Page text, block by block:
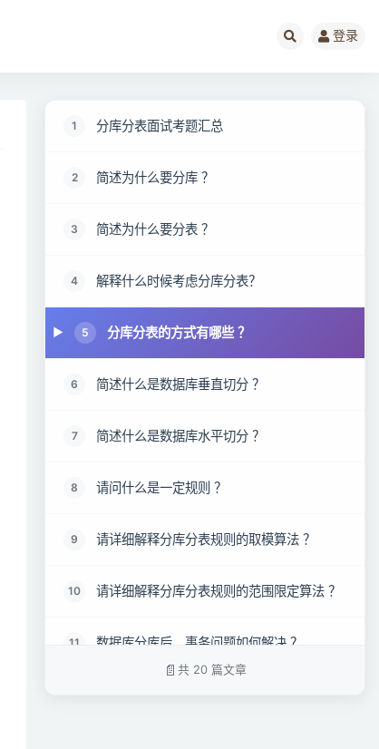
登录
1 分库分表面试考题汇总
2 简述为什么要分库 ？
3 简述为什么要分表 ？
4 解释什么时候考虑分库分表？
5 分库分表的方式有哪些 ？
6 简述什么是数据库垂直切分 ？
7 简述什么是数据库水平切分 ？
8 请问什么是一定规则 ？
9 请详细解释分库分表规则的取模算法 ？
10 请详细解释分库分表规则的范围限定算法 ？
11 数据库分库后，事务问题如何解决 ？
共 20 篇文章